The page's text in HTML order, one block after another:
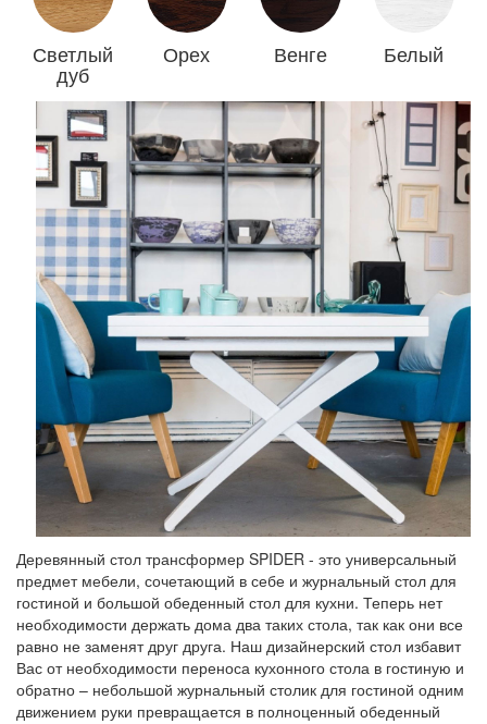
Светлый
дуб
Орех Венге Белый
Деревянный стол трансформер SPIDER - это универсальный
предмет мебели, сочетающий в себе и журнальный стол для
гостиной и большой обеденный стол для кухни. Теперь нет
необходимости держать дома два таких стола, так как они все
равно не заменят друг друга. Наш дизайнерский стол избавит
Вас от необходимости переноса кухонного стола в гостиную и
обратно – небольшой журнальный столик для гостиной одним
движением руки превращается в полноценный обеденный